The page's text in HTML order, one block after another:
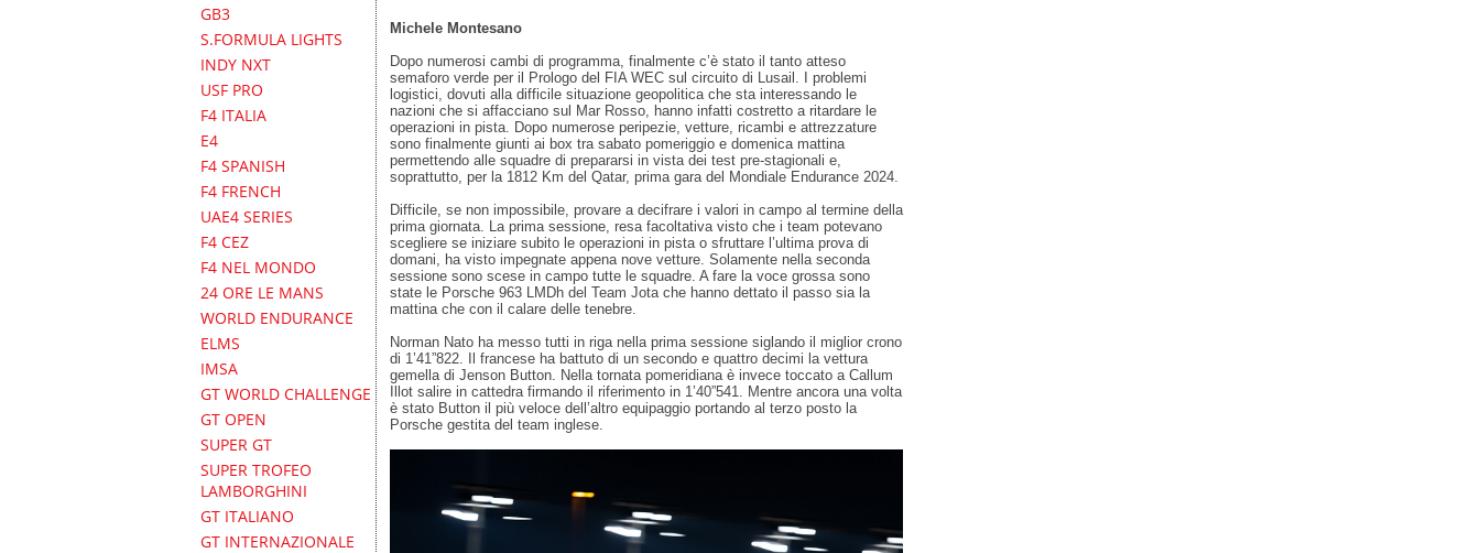
GB3
S.FORMULA LIGHTS
INDY NXT
USF PRO
F4 ITALIA
E4
F4 SPANISH
F4 FRENCH
UAE4 SERIES
F4 CEZ
F4 NEL MONDO
24 ORE LE MANS
WORLD ENDURANCE
ELMS
IMSA
GT WORLD CHALLENGE
GT OPEN
SUPER GT
SUPER TROFEO
LAMBORGHINI
GT ITALIANO
GT INTERNAZIONALE
Michele Montesano
Dopo numerosi cambi di programma, finalmente c’è stato il tanto atteso
semaforo verde per il Prologo del FIA WEC sul circuito di Lusail. I problemi
logistici, dovuti alla difficile situazione geopolitica che sta interessando le
nazioni che si affacciano sul Mar Rosso, hanno infatti costretto a ritardare le
operazioni in pista. Dopo numerose peripezie, vetture, ricambi e attrezzature
sono finalmente giunti ai box tra sabato pomeriggio e domenica mattina
permettendo alle squadre di prepararsi in vista dei test pre-stagionali e,
soprattutto, per la 1812 Km del Qatar, prima gara del Mondiale Endurance 2024.
Difficile, se non impossibile, provare a decifrare i valori in campo al termine della
prima giornata. La prima sessione, resa facoltativa visto che i team potevano
scegliere se iniziare subito le operazioni in pista o sfruttare l’ultima prova di
domani, ha visto impegnate appena nove vetture. Solamente nella seconda
sessione sono scese in campo tutte le squadre. A fare la voce grossa sono
state le Porsche 963 LMDh del Team Jota che hanno dettato il passo sia la
mattina che con il calare delle tenebre.
Norman Nato ha messo tutti in riga nella prima sessione siglando il miglior crono
di 1’41”822. Il francese ha battuto di un secondo e quattro decimi la vettura
gemella di Jenson Button. Nella tornata pomeridiana è invece toccato a Callum
Illot salire in cattedra firmando il riferimento in 1’40”541. Mentre ancora una volta
è stato Button il più veloce dell’altro equipaggio portando al terzo posto la
Porsche gestita del team inglese.